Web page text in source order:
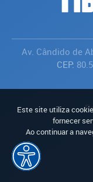
Av. Cândido de
CEP:
Este site utiliza
fornecer
Ao continuar a